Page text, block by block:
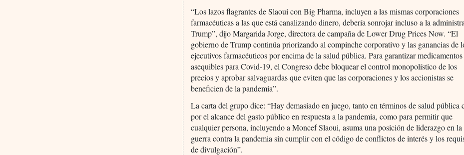
“Los lazos flagrantes de Slaoui con Big Pharma, incluyen a las mismas corporaciones
farmacéuticas a las que está canalizando dinero, debería sonrojar incluso a la
Trump”, dijo Margarida Jorge, directora de campaña de Lower Drug Prices Now. “El
gobierno de Trump continúa priorizando al compinche corporativo y las ganancias de
ejecutivos farmacéuticos por encima de la salud pública. Para garantizar medicamentos
asequibles para Covid-19, el Congreso debe bloquear el control monopolístico de los
precios y aprobar salvaguardas que eviten que las corporaciones y los accionistas se
beneficien de la pandemia”.
La carta del grupo dice: “Hay demasiado en juego, tanto en términos de salud pública
por el alcance del gasto público en respuesta a la pandemia, como para permitir que
cualquier persona, incluyendo a Moncef Slaoui, asuma una posición de liderazgo en la
guerra contra la pandemia sin cumplir con el código de conflictos de interés y los
de divulgación”.